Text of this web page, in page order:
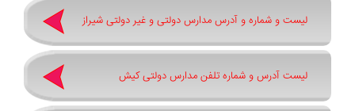
لیست و شماره و آدرس مدارس دولتی و غیر دولتی شیراز
لیست آدرس و شماره تلفن مدارس دولتی کیش